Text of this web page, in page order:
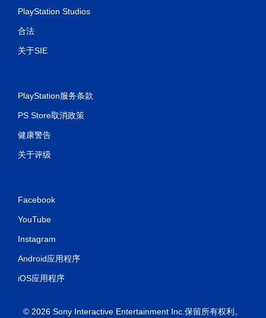
PlayStation Studios
合法
关于SIE
PlayStation服务条款
PS Store取消政策
健康警告
关于评级
Facebook
YouTube
Instagram
Android应用程序
iOS应用程序
© 2026 Sony Interactive Entertainment Inc.保留所有权利。